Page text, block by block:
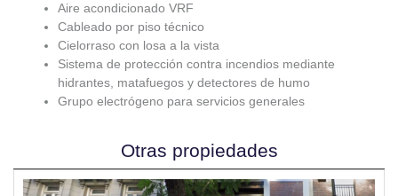
Aire acondicionado VRF
Cableado por piso técnico
Cielorraso con losa a la vista
Sistema de protección contra incendios mediante
hidrantes, matafuegos y detectores de humo
Grupo electrógeno para servicios generales
Otras propiedades